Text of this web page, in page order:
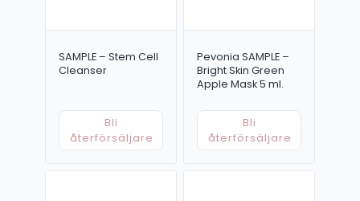
SAMPLE – Stem Cell
Cleanser
Bli
återförsäljare
Pevonia SAMPLE –
Bright Skin Green
Apple Mask 5 ml.
Bli
återförsäljare